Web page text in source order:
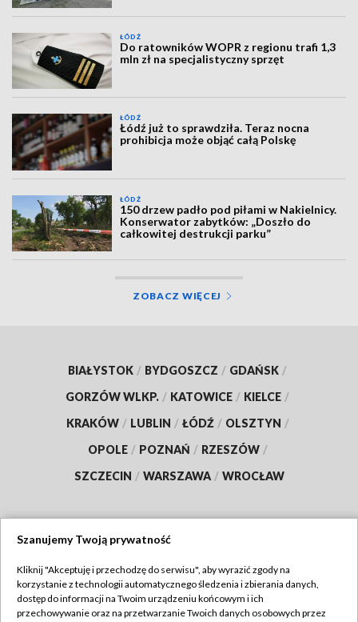
ŁÓDŹ
Do ratowników WOPR z regionu trafi 1,3
mln zł na specjalistyczny sprzęt
ŁÓDŹ
Łódź już to sprawdziła. Teraz nocna
prohibicja może objąć całą Polskę
ŁÓDŹ
150 drzew padło pod piłami w Nakielnicy.
Konserwator zabytków: „Doszło do
całkowitej destrukcji parku”
ZOBACZ WIĘCEJ
BIAŁYSTOK / BYDGOSZCZ / GDAŃSK /
GORZÓW WLKP. / KATOWICE / KIELCE /
KRAKÓW / LUBLIN / ŁÓDŹ / OLSZTYN /
OPOLE / POZNAŃ / RZESZÓW /
SZCZECIN / WARSZAWA / WROCŁAW
TVP
Abonament TVP
Regulamin TVP
Szanujemy Twoją prywatność
Kliknij "Akceptuję i przechodzę do serwisu", aby wyrazić zgody na
korzystanie z technologii automatycznego śledzenia i zbierania danych,
dostęp do informacji na Twoim urządzeniu końcowym i ich
przechowywanie oraz na przetwarzanie Twoich danych osobowych przez